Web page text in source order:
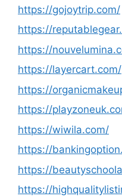
https://gojoytrip.com/
https://
https://
https://layercart.com/
https://
https://
https://wiwila.com/
https://
https://
https://